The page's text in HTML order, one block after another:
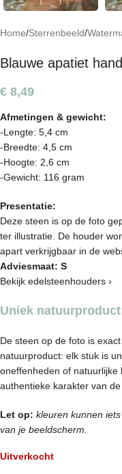
Home/Sterrenbeeld/
Blauwe apatiet
€ 8,49
Afmetingen & gewicht:
-Lengte: 5,4 cm
-Breedte: 4,5 cm
-Hoogte: 2,6 cm
-Gewicht: 116 gram
Presentatie:
Deze steen is op de foto
ter illustratie. De houder
apart verkrijgbaar in de
Adviesmaat: S
Bekijk edelsteenhouders ›
Uniek
De steen op de foto is
natuurproduct: elk stuk is
oneffenheden of
authentieke karakter van
Let op: kleuren kunnen
van je beeldscherm.
Uitverkocht